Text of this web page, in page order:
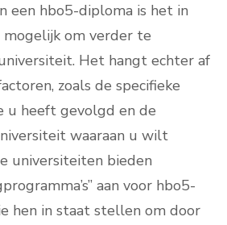
een hbo5-diploma is het in
om verder te
Het hangt echter af
zoals de specifieke
u heeft gevolgd en de
waaraan u wilt
universiteiten bieden
aan voor hbo5-
hen in staat stellen om door